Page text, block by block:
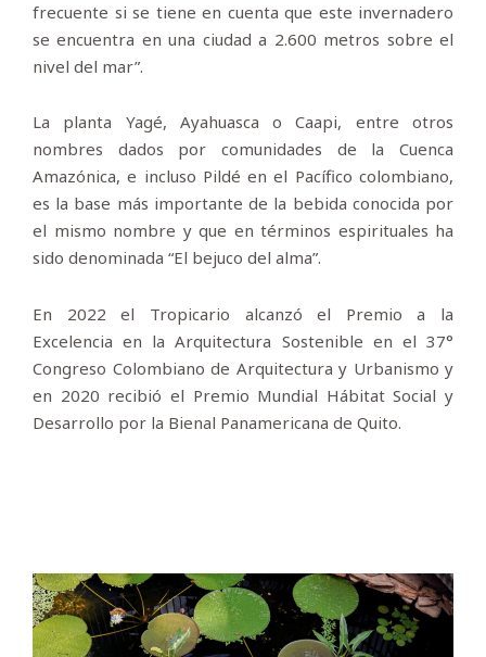
frecuente si se tiene en cuenta que este invernadero
se encuentra en una ciudad a 2.600 metros sobre el
nivel del mar”.
La planta Yagé, Ayahuasca o Caapi, entre otros
nombres dados por comunidades de la Cuenca
Amazónica, e incluso Pildé en el Pacífico colombiano,
es la base más importante de la bebida conocida por
el mismo nombre y que en términos espirituales ha
sido denominada “El bejuco del alma”.
En 2022 el Tropicario alcanzó el Premio a la
Excelencia en la Arquitectura Sostenible en el 37°
Congreso Colombiano de Arquitectura y Urbanismo y
en 2020 recibió el Premio Mundial Hábitat Social y
Desarrollo por la Bienal Panamericana de Quito.